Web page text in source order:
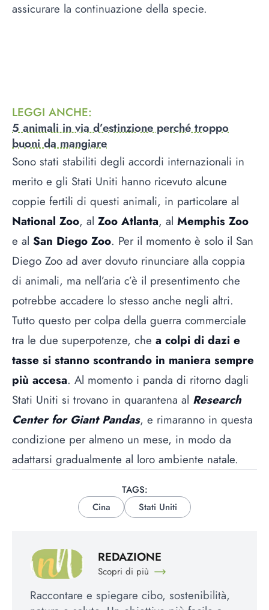
assicurare la continuazione della specie.
LEGGI ANCHE:
5 animali in via d’estinzione perché troppo
buoni da mangiare
Sono stati stabiliti degli accordi internazionali in
merito e gli Stati Uniti hanno ricevuto alcune
coppie fertili di questi animali, in particolare al
National Zoo, al Zoo Atlanta, al Memphis Zoo
e al San Diego Zoo. Per il momento è solo il San
Diego Zoo ad aver dovuto rinunciare alla coppia
di animali, ma nell’aria c’è il presentimento che
potrebbe accadere lo stesso anche negli altri.
Tutto questo per colpa della guerra commerciale
tra le due superpotenze, che a colpi di dazi e
tasse si stanno scontrando in maniera sempre
più accesa. Al momento i panda di ritorno dagli
Stati Uniti si trovano in quarantena al Research
Center for Giant Pandas, e rimaranno in questa
condizione per almeno un mese, in modo da
adattarsi gradualmente al loro ambiente natale.
TAGS:
Cina
Stati Uniti
REDAZIONE
Scopri di più
Raccontare e spiegare cibo, sostenibilità,